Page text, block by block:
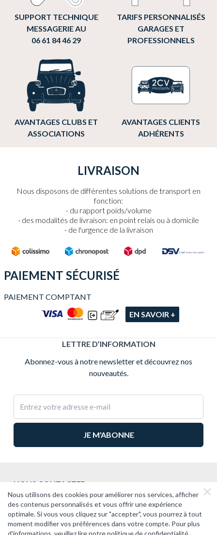
Nous utilisons des cookies pour améliorer nos services, afficher
des contenus personnalisés et vous offrir une expérience
optimale. Si vous vous cliquez sur "accepter", vous pourrez à tout
moment modifier vos préférences dans votre compte. Pour plus
d'informations, veuillez lire notre politique de confidentialité.
SUPPORT TECHNIQUE
MESSAGERIE AU
06 61 84 46 29
TARIFS PERSONNALISÉS
GARAGES ET
PROFESSIONNELS
AVANTAGES CLUBS ET
ASSOCIATIONS
AVANTAGES CLIENTS
ADHÉRENTS
LIVRAISON
Nous disposons de différentes solutions de transport en
fonction:
du rapport poids/volume
des modalités de livraison: en point relais ou à domicile
de l'urgence de la livraison
PAIEMENT SÉCURISÉ
PAIEMENT COMPTANT
EN SAVOIR +
LETTRE D’INFORMATION
Abonnez-vous à notre newsletter et découvrez nos
nouveautés.
Adresse e-mail
NOUS CONTACTER
2CV PASSION
SUPPORT